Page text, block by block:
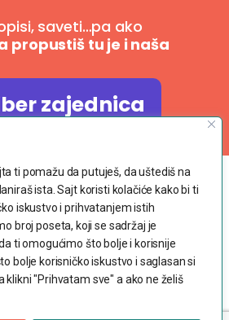
ti pomažu da putuješ, da uštediš na
ista. Sajt koristi kolačiće kako bi ti
iskustvo i prihvatanjem istih
broj poseta, koji se sadržaj je
ti omogućimo što bolje i korisnije
bolje korisničko iskustvo i saglasan si
klikni "Prihvatam sve" a ako ne želiš
saveti…pa ako
propustiš tu je i naša
zajednica
© 2023 dvaranca.com
avio karte
korišćenja